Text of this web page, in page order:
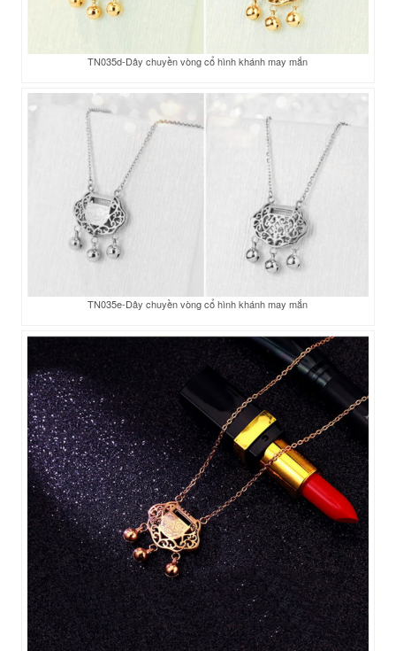
TN035d-Dây chuyền vòng cổ hình khánh may mắn
TN035e-Dây chuyền vòng cổ hình khánh may mắn